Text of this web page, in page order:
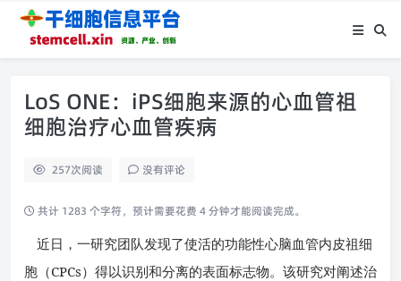
LoS ONE：iPS细胞来源的心血管祖
细胞治疗心血管疾病
257次阅读 没有评论
共计 1283 个字符，预计需要花费 4 分钟才能阅读完成。
近日，一研究团队发现了使活的功能性心脑血管内皮祖细
胞（CPCs）得以识别和分离的表面标志物。该研究对阐述治